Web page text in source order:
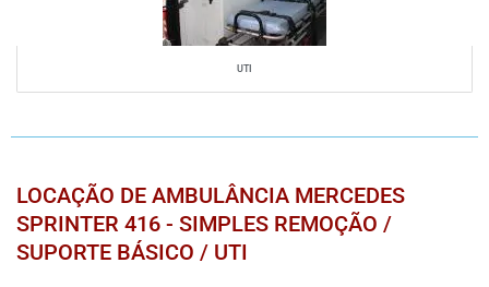
UTI
LOCAÇÃO DE AMBULÂNCIA MERCEDES
SPRINTER 416 - SIMPLES REMOÇÃO /
SUPORTE BÁSICO / UTI